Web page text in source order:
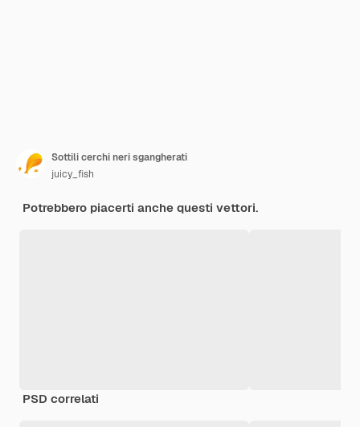
Sottili cerchi neri sgangherati
juicy_fish
Potrebbero piacerti anche questi vettori.
PSD correlati